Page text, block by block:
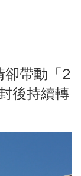
帶動「2
後持續轉